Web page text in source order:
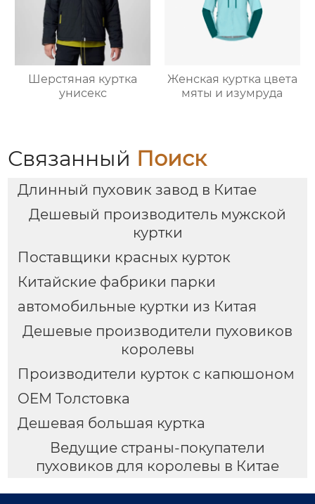
Шерстяная куртка
унисекс
Женская куртка цвета
мяты и изумруда
Связанный Поиск
Длинный пуховик завод в Китае
Дешевый производитель мужской
куртки
Поставщики красных курток
Китайские фабрики парки
автомобильные куртки из Китая
Дешевые производители пуховиков
королевы
Производители курток с капюшоном
OEM Толстовка
Дешевая большая куртка
Ведущие страны-покупатели
пуховиков для королевы в Китае